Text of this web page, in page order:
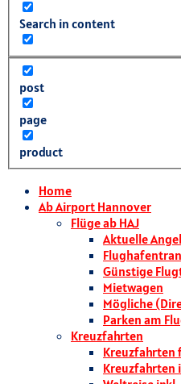
Search in content
post
page
product
Home
Ab Airport Hannover
Flüge ab HAJ
Aktuelle
Günstige
Mietwagen
Mögliche
Parken am
Kreuzfahrten
Kreuzfahrten
Kreuzfahrten